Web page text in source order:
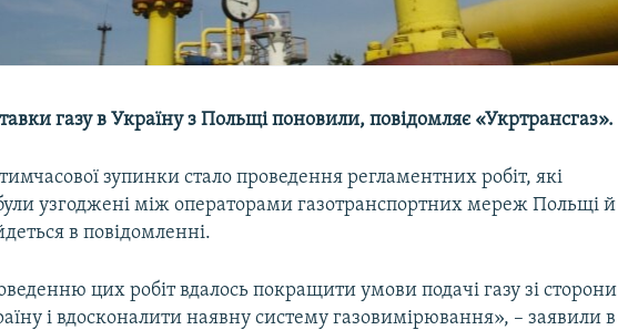
газу в Україну з Польщі поновили, повідомляє «Укртрансгаз».
зупинки стало проведення регламентних робіт, які
узгоджені між операторами газотранспортних мереж Польщі й
в повідомленні.
цих робіт вдалось покращити умови подачі газу зі сторони
і вдосконалити наявну систему газовимірювання», – заявили в